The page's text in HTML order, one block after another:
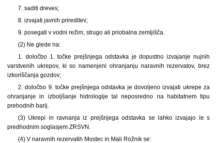
7. saditi dreves;
8. izvajati javnih prireditev;
9. posegati v vodni režim, strugo ali priobalna zemljišča.
(2) Ne glede na:
1. določbo 1. točke prejšnjega odstavka je dopustno izvajanje nujnih
varstvenih ukrepov, ki so namenjeni ohranjanju naravnih rezervatov, brez
izkoriščanja gozdov;
2. določbo 9. točke prejšnjega odstavka je dovoljeno izvajati ukrepe za
ohranjanje in izboljšanje hidrologije tal neposredno na habitatnem tipu
prehodnih barij.
(3) Ukrepi in ravnanja iz prejšnjega odstavka se lahko izvajajo le s
predhodnim soglasjem ZRSVN.
(4) V naravnih rezervatih Mostec in Mali Rožnik se: